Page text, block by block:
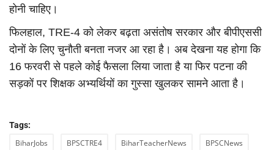
होनी चाहिए।
फिलहाल, TRE-4 को लेकर बढ़ता असंतोष सरकार और बीपीएससी
दोनों के लिए चुनौती बनता नजर आ रहा है। अब देखना यह होगा कि
16 फरवरी से पहले कोई फैसला लिया जाता है या फिर पटना की
सड़कों पर शिक्षक अभ्यर्थियों का गुस्सा खुलकर सामने आता है।
Tags:
BiharJobs BPSCTRE4 BiharTeacherNews BPSCNews